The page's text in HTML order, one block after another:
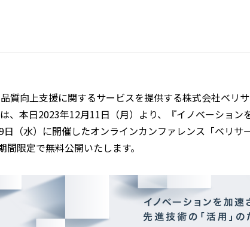
質向上支援に関するサービスを提供する株式会社ベリ
、本日2023年12月11日（月）より、『イノベーショ
（水）に開催したオンラインカンファレンス「ベリ
限定で無料公開いたします。